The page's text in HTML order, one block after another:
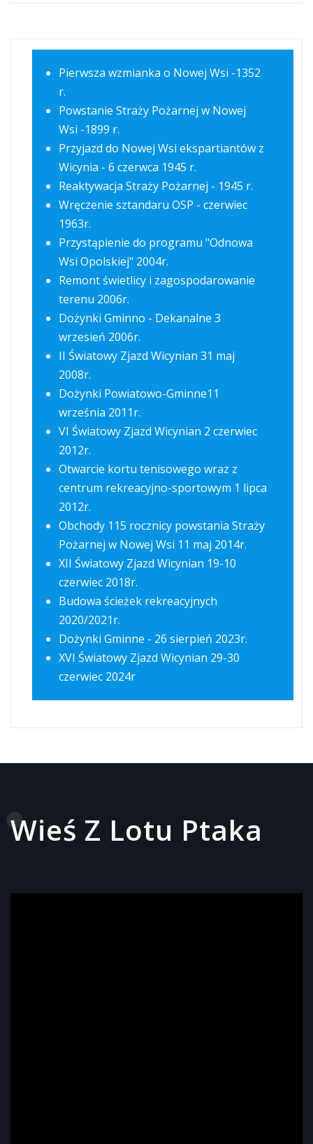
Pierwsza wzmianka o Nowej Wsi -1352
r.
Powstanie Straży Pożarnej w Nowej
Wsi -1899 r.
Przyjazd do Nowej Wsi ekspartiantów z
Wicynia - 6 czerwca 1945 r.
Reaktywacja Straży Pożarnej - 1945 r.
Wręczenie sztandaru OSP - czerwiec
1963r.
Przystąpienie do programu "Odnowa
Wsi Opolskiej" 2004r.
Remont świetlicy i zagospodarowanie
terenu 2006r.
Dożynki Gminno - Dekanalne 3
wrzesień 2006r.
II Światowy Zjazd Wicynian 31 maj
2008r.
Dożynki Powiatowo-Gminne11
września 2011r.
VI Światowy Zjazd Wicynian 2 czerwiec
2012r.
Otwarcie kortu tenisowego wraz z
centrum rekreacyjno-sportowym 1 lipca
2012r.
Obchody 115 rocznicy powstania Straży
Pożarnej w Nowej Wsi 11 maj 2014r.
XII Światowy Zjazd Wicynian 19-10
czerwiec 2018r.
Budowa ścieżek rekreacyjnych
2020/2021r.
Dożynki Gminne - 26 sierpień 2023r.
XVI Światowy Zjazd Wicynian 29-30
czerwiec 2024r
Wieś Z Lotu Ptaka